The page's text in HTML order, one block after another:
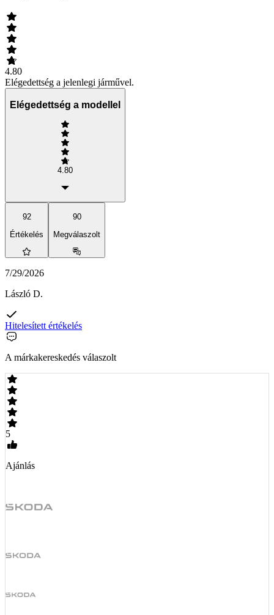
4.80
Elégedettség a jelenlegi járművel.
Elégedettség a modellel
4.80
92
Értékelés
90
Megválaszolt
7/29/2026
László D.
Hitelesített értékelés
A márkakereskedés válaszolt
5
Ajánlás